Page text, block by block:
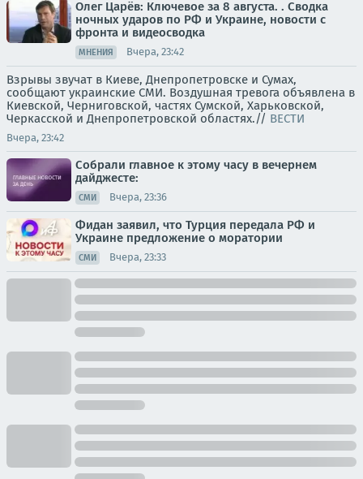
Олег Царёв: Ключевое за 8 августа. . Сводка
ночных ударов по РФ и Украине, новости с
фронта и видеосводка
МНЕНИЯ Вчера, 23:42
Взрывы звучат в Киеве, Днепропетровске и Сумах,
сообщают украинские СМИ. Воздушная тревога объявлена в
Киевской, Черниговской, частях Сумской, Харьковской,
Черкасской и Днепропетровской областях.// ВЕСТИ
Вчера, 23:42
Собрали главное к этому часу в вечернем
дайджесте:
СМИ Вчера, 23:36
Фидан заявил, что Турция передала РФ и
Украине предложение о моратории
СМИ Вчера, 23:33